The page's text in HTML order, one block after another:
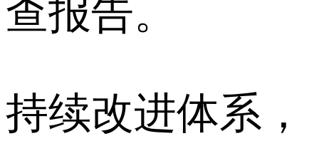
查报告。
持续改进体系，